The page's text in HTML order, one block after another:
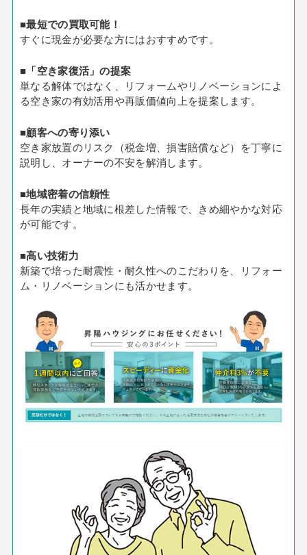
■最短での買取可能！
すぐに現金が必要な方にはおすすめです。
■「空き家復活」の提案
単なる解体ではなく、リフォームやリノベーションによ
る空き家の有効活用や再販価値向上を提案します。
■顧客への寄り添い
空き家放置のリスク（税金増、損害賠償など）を丁寧に
説明し、オーナーの不安を解消します。
■地域密着の信頼性
長年の実績と地域に根差した情報で、きめ細やかな対応
が可能です。
■高い技術力
新築で培った耐震性・耐久性へのこだわりを、リフォー
ム・リノベーションにも活かせます。